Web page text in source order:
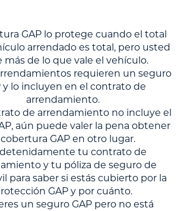
GAP lo protege cuando el total
arrendado es total, pero usted
más de lo que vale el vehículo.
requieren un seguro
y lo incluyen en el contrato de
arrendamiento.
de arrendamiento no incluye el
aún puede valer la pena obtener
cobertura GAP en otro lugar.
detenidamente tu contrato de
y tu póliza de seguro de
para saber si estás cubierto por la
GAP y por cuánto.
un seguro GAP pero no está